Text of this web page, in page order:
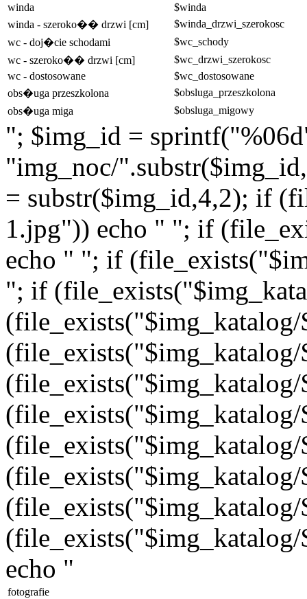
winda
$winda
winda - szeroko�� drzwi [cm]
$winda_drzwi_szerokosc
wc - doj�cie schodami
$wc_schody
wc - szeroko�� drzwi [cm]
$wc_drzwi_szerokosc
wc - dostosowane
$wc_dostosowane
obs�uga przeszkolona
$obsluga_przeszkolona
obs�uga miga
$obsluga_migowy
"; $img_id =
"img_noc/
= substr($img_id,4,2); if
1.jpg")) echo " "; if
echo " "; if
"; if
echo "
fotografie